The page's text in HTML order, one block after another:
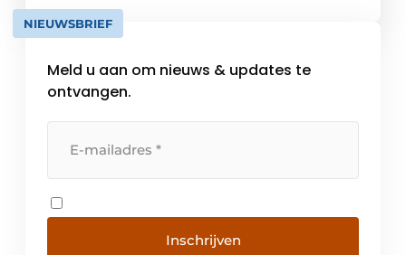
Trespa nauw samen met architecten,
ontwerpers, installateurs, distributeurs en
focus van […]
NIEUWSBRIEF
Meld u aan om nieuws & updates te
ontvangen.
Inschrijven